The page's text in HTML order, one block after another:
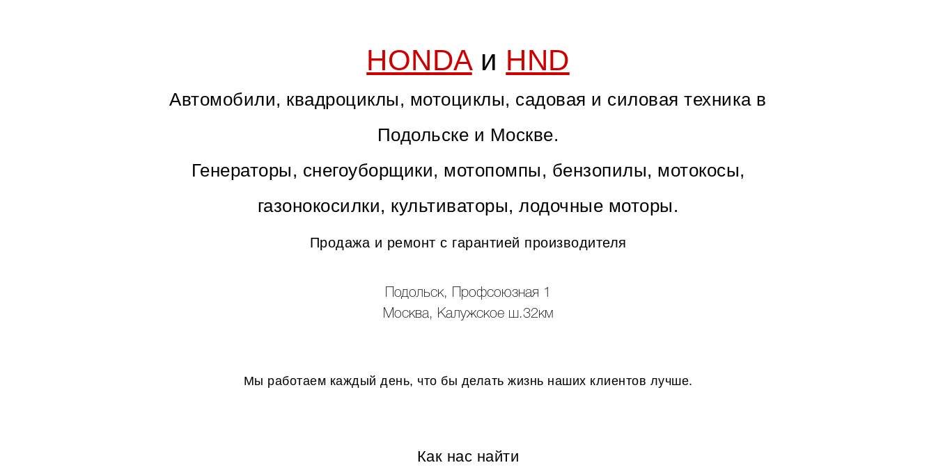
HONDAи HND
Автомобили, квадроциклы, мотоциклы, садовая и силовая техника в
Подольске и Москве.
Генераторы, снегоуборщики, мотопомпы, бензопилы, мотокосы,
газонокосилки, культиваторы, лодочные моторы.
Продажа и ремонт с гарантией производителя
Подольск, Профсоюзная 1
Москва, Калужское ш.32км
Мы работаем каждый день, что бы делать жизнь наших клиентов лучше.
Как нас найти